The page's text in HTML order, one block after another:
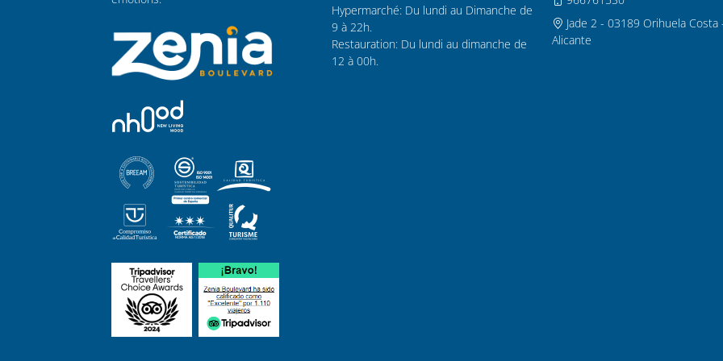
Hypermarché: Du lundi au Dimanche de
9 à 22h.
Restauration: Du lundi au dimanche de
12 à 00h.
Jade 2 - 03189 Orihuela Costa
Alicante